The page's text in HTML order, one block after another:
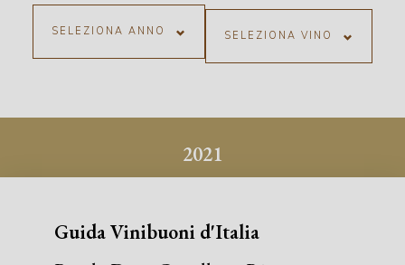
SELEZIONA ANNO SELEZIONA VINO
Rassegna stampa
2021
Guida Vinibuoni d'Italia